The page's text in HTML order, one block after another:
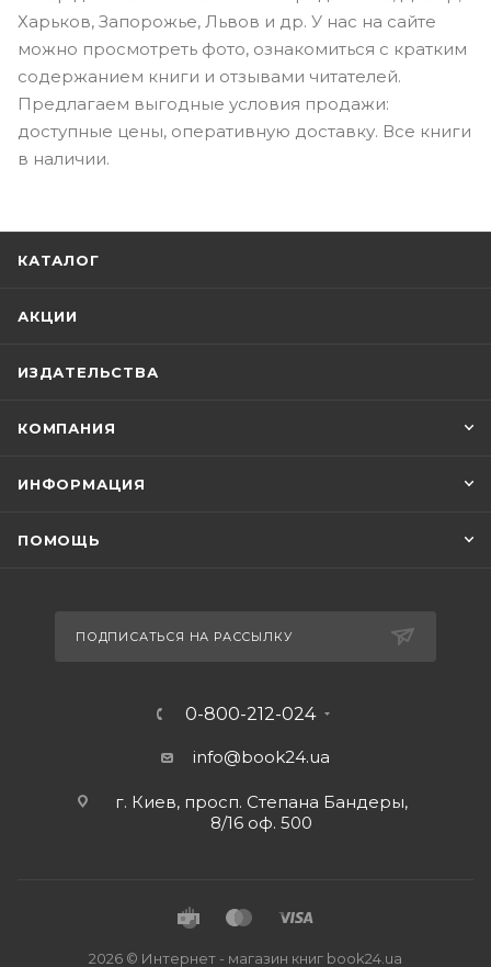
Харьков, Запорожье, Львов и др. У нас на сайте
можно просмотреть фото, ознакомиться с кратким
содержанием книги и отзывами читателей.
Предлагаем выгодные условия продажи:
доступные цены, оперативную доставку. Все книги
в наличии.
КАТАЛОГ
АКЦИИ
ИЗДАТЕЛЬСТВА
КОМПАНИЯ
ИНФОРМАЦИЯ
ПОМОЩЬ
ПОДПИСАТЬСЯ НА РАССЫЛКУ
0-800-212-024
info@book24.ua
г. Киев, просп. Степана Бандеры,
8/16 оф. 500
2026 © Интернет - магазин книг book24.ua